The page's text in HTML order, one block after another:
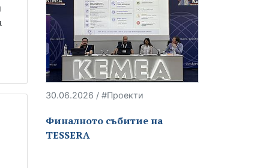
30.06.2026 / #Проекти
Финалното събитие на
TESSERA